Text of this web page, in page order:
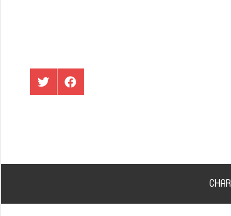
عنصر
عنصر